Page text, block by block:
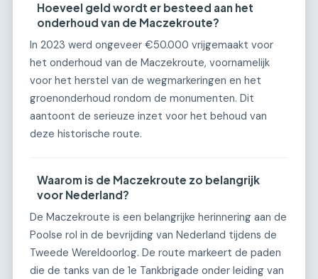
Hoeveel geld wordt er besteed aan het
onderhoud van de Maczekroute?
In 2023 werd ongeveer €50.000 vrijgemaakt voor
het onderhoud van de Maczekroute, voornamelijk
voor het herstel van de wegmarkeringen en het
groenonderhoud rondom de monumenten. Dit
aantoont de serieuze inzet voor het behoud van
deze historische route.
Waarom is de Maczekroute zo belangrijk
voor Nederland?
De Maczekroute is een belangrijke herinnering aan de
Poolse rol in de bevrijding van Nederland tijdens de
Tweede Wereldoorlog. De route markeert de paden
die de tanks van de 1e Tankbrigade onder leiding van